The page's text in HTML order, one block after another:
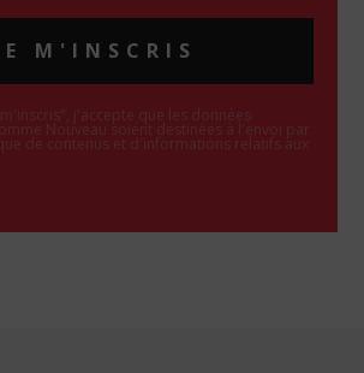
M'INSCRIS
j'accepte que les données
Nouveau soient destinées à l'envoi par
de contenus et d'informations relatifs aux